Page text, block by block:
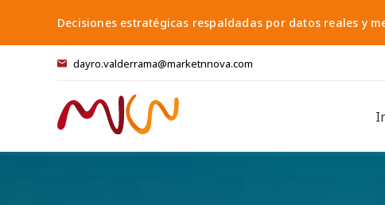
content
Decisiones estratégicas respaldadas por datos reales y
dayro.valderrama@marketnnova.com